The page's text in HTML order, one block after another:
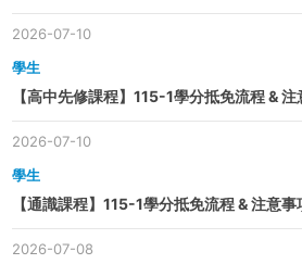
學生
2026-07-10
【高中先修課程】115-1學分抵免流程 &
學生
2026-07-10
【通識課程】115-1學分抵免流程 & 注意
2026-07-08